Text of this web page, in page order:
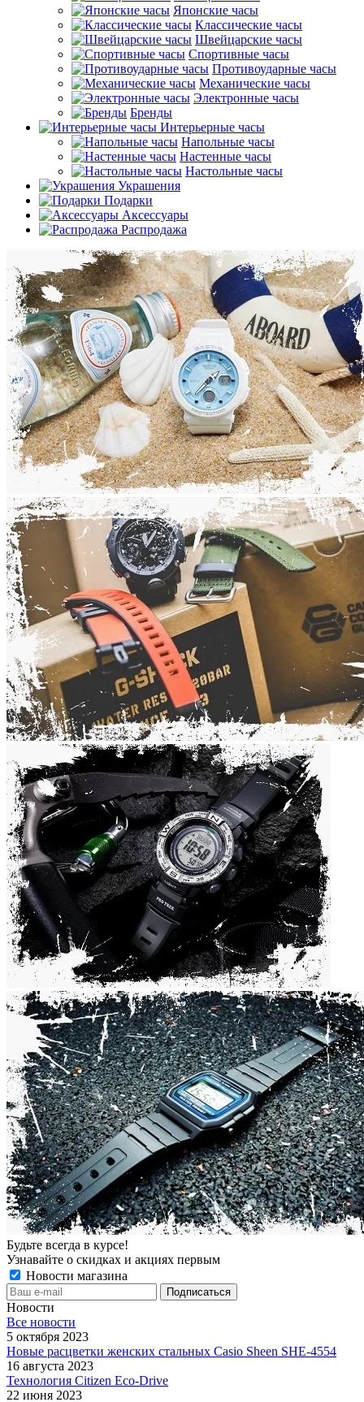
Японские часы
Классические часы
Швейцарские часы
Спортивные часы
Противоударные часы
Механические часы
Электронные часы
Бренды
Интерьерные часы
Напольные часы
Настенные часы
Настольные часы
Украшения
Подарки
Аксессуары
Распродажа
Будьте всегда в курсе!
Узнавайте о скидках и акциях первым
Новости магазина
Новости
Все новости
5 октября 2023
Новые расцветки женских стальных Casio Sheen SHE-4554
16 августа 2023
Технология Citizen Eco-Drive
22 июня 2023